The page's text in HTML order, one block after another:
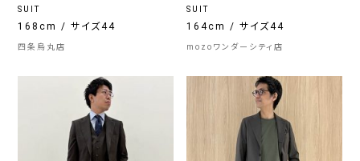
SUIT
168cm / サイズ44
四条烏丸店
SUIT
164cm / サイズ44
mozoワンダーシティ店